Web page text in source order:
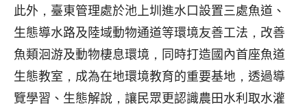
此外，臺東管理處於池上圳進水口設置三處魚道、
生態導水路及陸域動物通道等環境友善工法，改善
魚類洄游及動物棲息環境，同時打造國內首座魚道
生態教室，成為在地環境教育的重要基地，透過導
覽學習、生態解說，讓民眾更認識農田水利取水灌